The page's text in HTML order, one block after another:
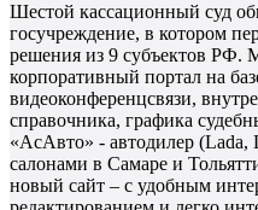
Шестой кассационный суд
госучреждение, в котором
решения из 9 субъектов РФ.
корпоративный портал на
видеоконференцсвязи,
справочника, графика
«АсАвто» - автодилер (Lada,
салонами в Самаре и
новый сайт – с удобным